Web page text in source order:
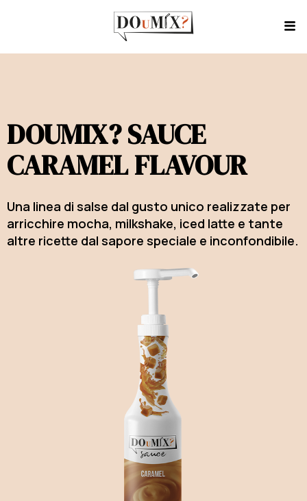
DOUMIX? SAUCE
CARAMEL FLAVOUR
Una linea di salse dal gusto unico realizzate per
arricchire mocha, milkshake, iced latte e tante
altre ricette dal sapore speciale e inconfondibile.